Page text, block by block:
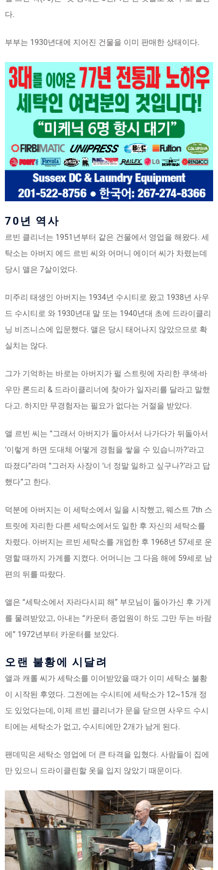
다.
부부는 1930년대에 지어진 건물을 이미 판매한 상태이다.
70년 역사
르빈 클리너는 1951년부터 같은 건물에서 영업을 해왔다. 세
탁소는 아버지 에드 르빈 씨와 어머니 에이더 씨가 차렸는데
당시 앨은 7살이었다.
미주리 태생인 아버지는 1934년 수시티로 왔고 1938년 사우
드 수시티로 와 1930년대 말 또는 1940년대 초에 드라이클리
닝 비즈니스에 입문했다. 앨은 당시 태어나지 않았으므로 확
실치는 않다.
그가 기억하는 바로는 아버지가 펄 스트릿에 자리한 쿠색-바
우만 론드리 & 드라이클리너에 찾아가 일자리를 달라고 말했
다고. 하지만 무경험자는 필요가 없다는 거절을 받았다.
앨 르빈 씨는 “그래서 아버지가 돌아서서 나가다가 뒤돌아서
‘이렇게 하면 도대체 어떻게 경험을 쌓을 수 있습니까?’라고
따졌다”라며 “그러자 사장이 ‘너 정말 일하고 싶구나?’라고 답
했다”고 한다.
덕분에 아버지는 이 세탁소에서 일을 시작했고, 웨스트 7th 스
트릿에 자리한 다른 세탁소에서도 일한 후 자신의 세탁소를
차렸다. 아버지는 르빈 세탁소를 개업한 후 1968년 57세로 운
명할 때까지 가게를 지켰다. 어머니는 그 다음 해에 59세로 남
편의 뒤를 따랐다.
앨은 “세탁소에서 자라다시피 해” 부모님이 돌아가신 후 가게
를 물려받았고, 아내는 “카운터 종업원이 하도 그만 두는 바람
에” 1972년부터 카운터를 보았다.
오랜 불황에 시달려
앨과 캐롤 씨가 세탁소를 이어받았을 때가 이미 세탁소 불황
이 시작된 후였다. 그전에는 수시티에 세탁소가 12~15개 정
도 있었다는데, 이제 르빈 클리너가 문을 닫으면 사우드 수시
티에는 세탁소가 없고, 수시티에만 2개가 남게 된다.
팬데믹은 세탁소 영업에 더 큰 타격을 입혔다. 사람들이 집에
만 있으니 드라이클린할 옷을 입지 않았기 때문이다.